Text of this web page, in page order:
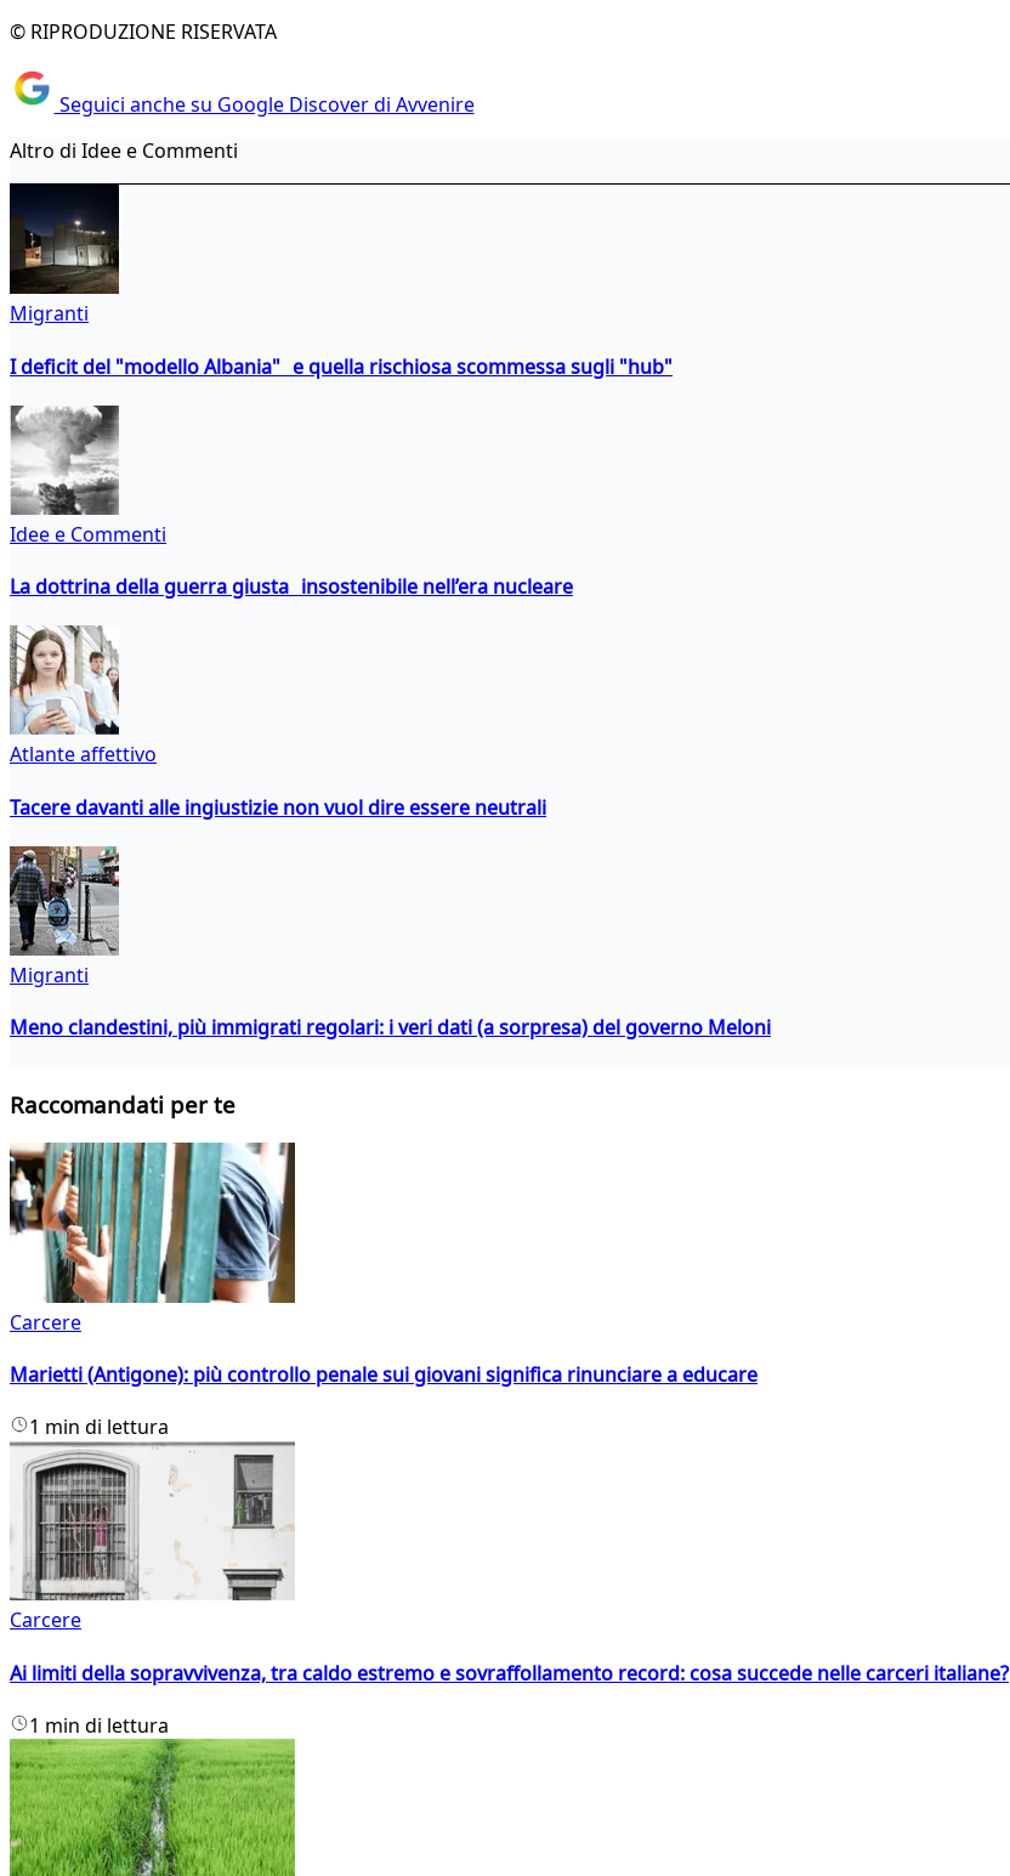
© RIPRODUZIONE RISERVATA
Seguici anche su Google Discover di Avvenire
Altro di Idee e Commenti
Migranti
I deficit del "modello Albania" e quella rischiosa scommessa sugli "hub"
Idee e Commenti
La dottrina della guerra giusta insostenibile nell’era nucleare
Atlante affettivo
Tacere davanti alle ingiustizie non vuol dire essere neutrali
Migranti
Meno clandestini, più immigrati regolari: i veri dati (a sorpresa) del governo Meloni
Raccomandati per te
Carcere
Marietti (Antigone): più controllo penale sui giovani significa rinunciare a educare
1 min di lettura
Carcere
Ai limiti della sopravvivenza, tra caldo estremo e sovraffollamento record: cosa succede nelle carceri italiane?
1 min di lettura